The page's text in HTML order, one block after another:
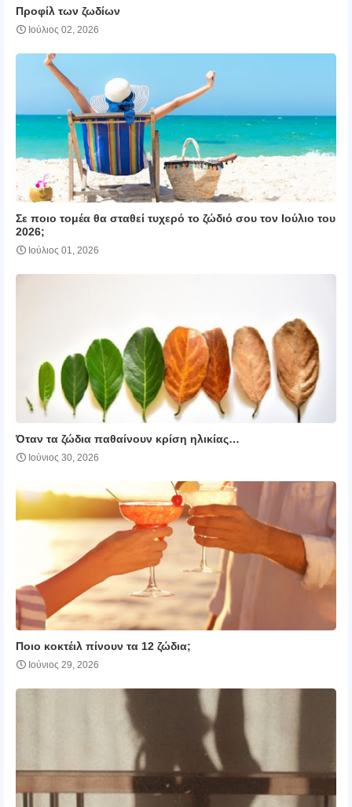
Προφίλ των ζωδίων
Ιούλιος 02, 2026
Σε ποιο τομέα θα σταθεί τυχερό το ζώδιό σου τον Ιούλιο του
2026;
Ιούλιος 01, 2026
Όταν τα ζώδια παθαίνουν κρίση ηλικίας…
Ιούνιος 30, 2026
Ποιο κοκτέιλ πίνουν τα 12 ζώδια;
Ιούνιος 29, 2026